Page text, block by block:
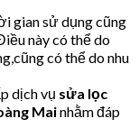
gian sử dụng cũng
này có thể do
có thể do nhu
dịch vụ sửa lọc
Mainhằm đáp